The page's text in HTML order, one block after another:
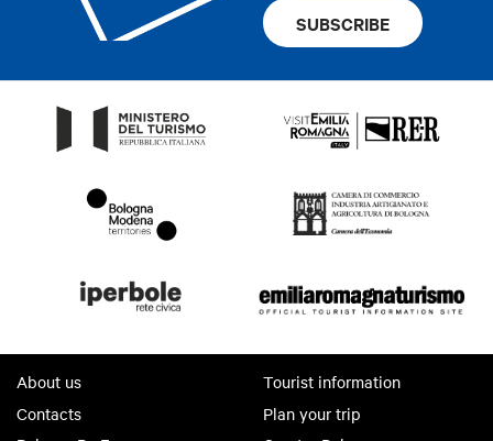
SUBSCRIBE
About us
Contacts
Tourist information
Plan your trip